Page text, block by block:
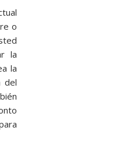
o
la
la
del